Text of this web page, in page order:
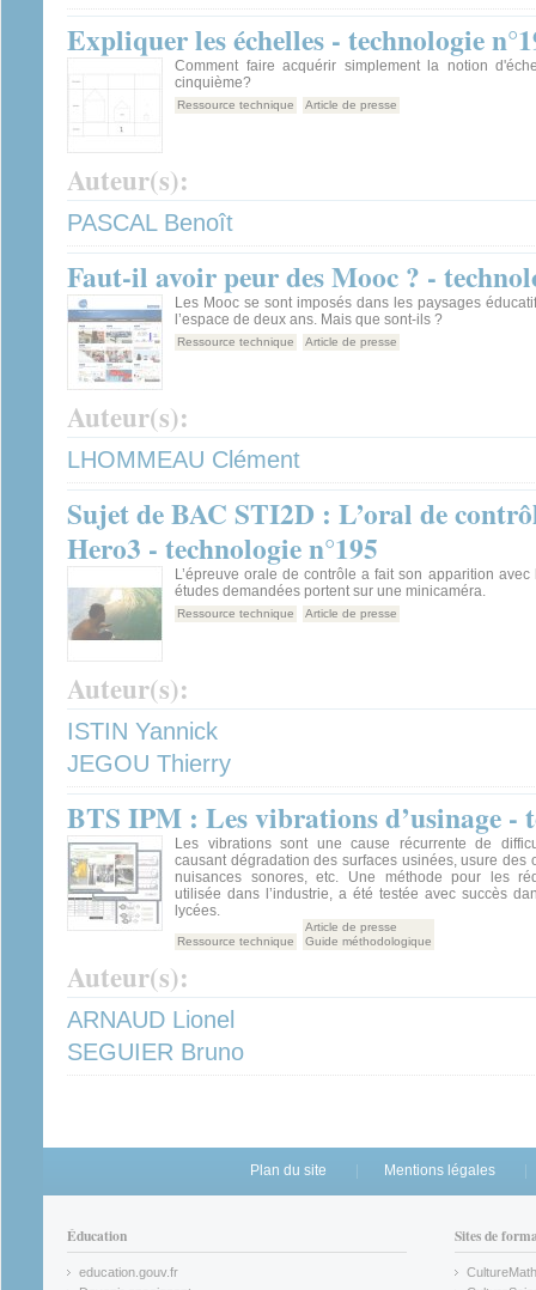
Expliquer les échelles - technologie
Comment faire acquérir simplement la notion
cinquième?
Ressource technique Article de presse
Auteur(s):
PASCAL Benoît
Faut-il avoir peur des Mooc ? -
Les Mooc se sont imposés dans les paysages
l’espace de deux ans. Mais que sont-ils ?
Ressource technique Article de presse
Auteur(s):
LHOMMEAU Clément
Sujet de BAC STI2D : L’oral de
Hero3 - technologie n°195
L’épreuve orale de contrôle a fait son apparition
études demandées portent sur une minicaméra.
Ressource technique Article de presse
Auteur(s):
ISTIN Yannick
JEGOU Thierry
BTS IPM : Les vibrations d’usinage -
Les vibrations sont une cause récurrente de
causant dégradation des surfaces usinées, usure des
nuisances sonores, etc. Une méthode pour les
utilisée dans l’industrie, a été testée avec succès
lycées.
Ressource technique
Article de presse
Guide méthodologique
Auteur(s):
ARNAUD Lionel
SEGUIER Bruno
Plan du site Mentions légales
Éducation
education.gouv.fr
Sites de
CultureMath